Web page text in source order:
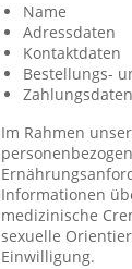
Name
Adressdaten
Kontaktdaten
Bestellungs-
Zahlungsdaten
Im Rahmen
Informationen
medizinische
sexuelle
Einwilligung.